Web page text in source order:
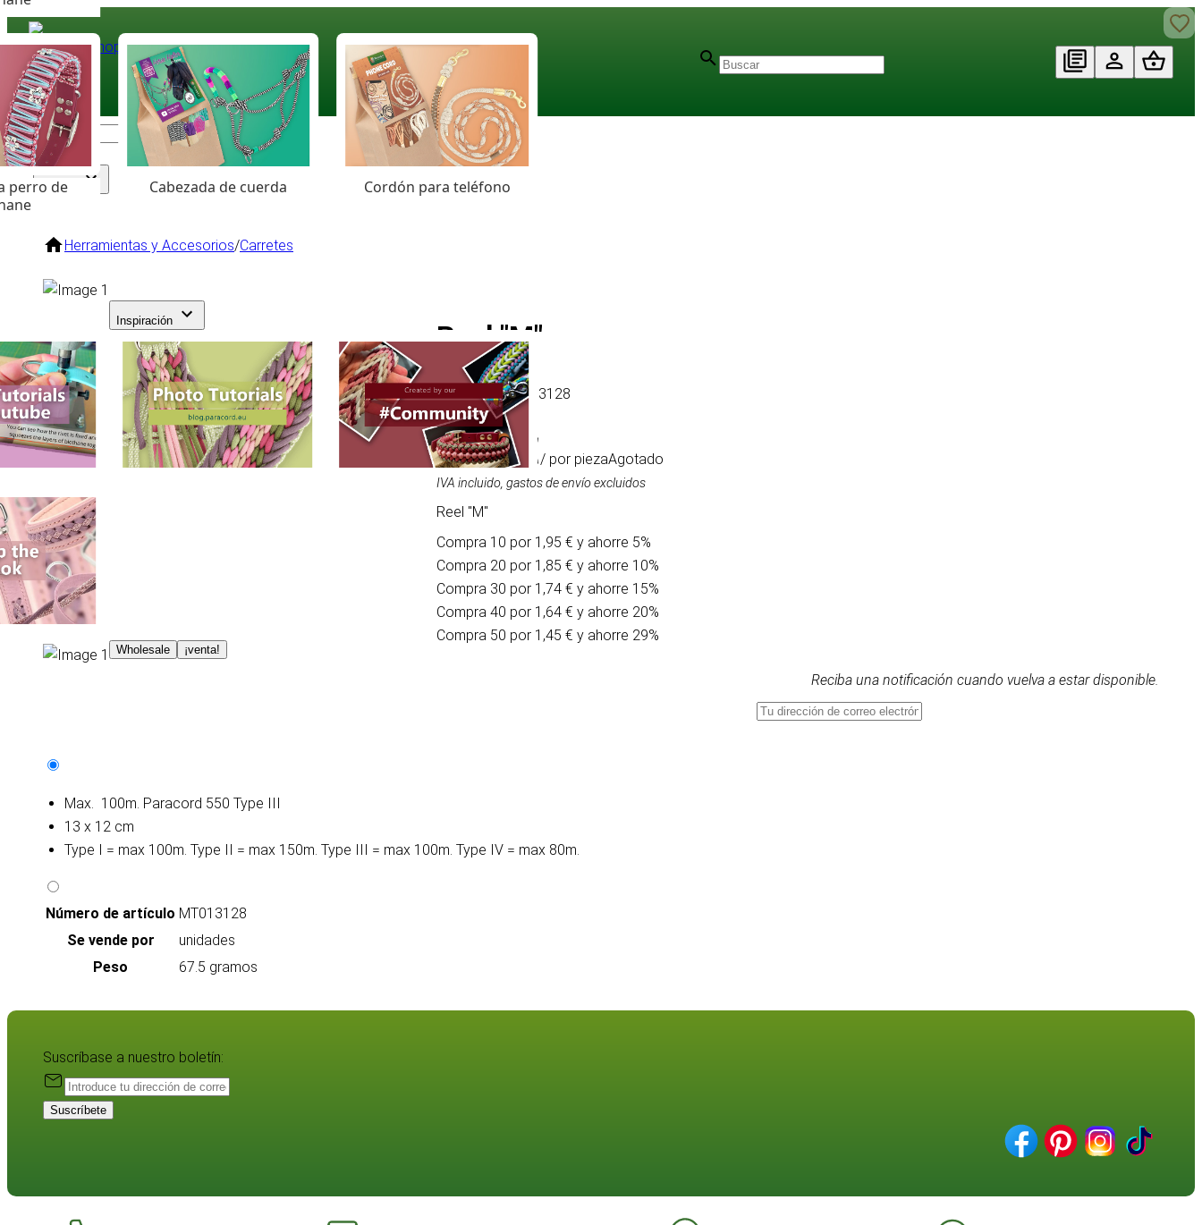
Paracord
Coloured Cord Paradise
Surtido
perro de
Cabezada de cuerda Cordón para teléfono
Inspiración
Wholesale ¡venta!
Herramientas y Accesorios/Carretes
Reel "M"
Artículo# MT013128
2,05 €/ por piezaAgotado
IVA incluido, gastos de envío excluidos
Reel "M"
Compra 10 por 1,95 € y ahorre 5%
Compra 20 por 1,85 € y ahorre 10%
Compra 30 por 1,74 € y ahorre 15%
Compra 40 por 1,64 € y ahorre 20%
Compra 50 por 1,45 € y ahorre 29%
Reciba una notificación cuando vuelva a estar disponible.
Max. 100m. Paracord 550 Type III
13 x 12 cm
Type I = max 100m. Type II = max 150m. Type III = max 100m. Type IV = max 80m.
Número de artículo MT013128
Se vende por
unidades
Peso
67.5 gramos
Suscríbase a nuestro boletín:
Suscríbete